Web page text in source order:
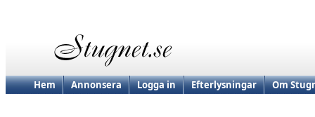
Hem Annonsera Logga in Efterlysningar Om